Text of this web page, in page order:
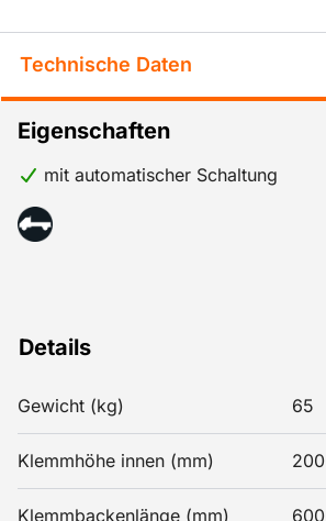
Technische Daten
Details
Gewicht (kg) 65
Klemmhöhe innen (mm) 200
Klemmbackenlänge (mm) 600
Eigenschaften
mit automatischer Schaltung